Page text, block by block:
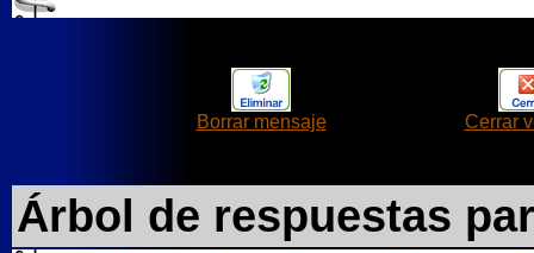
Borrar mensaje Cerrar
Árbol de respuestas